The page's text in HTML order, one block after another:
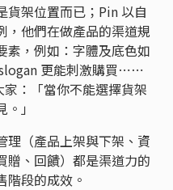
貨架位置而已；Pin 以自
，他們在做產品的渠道規
素，例如：字體及底色如
更能刺激購買⋯⋯
：「當你不能選擇貨架
」
理（產品上架與下架、資
贈、回饋）都是渠道力的
階段的成效。